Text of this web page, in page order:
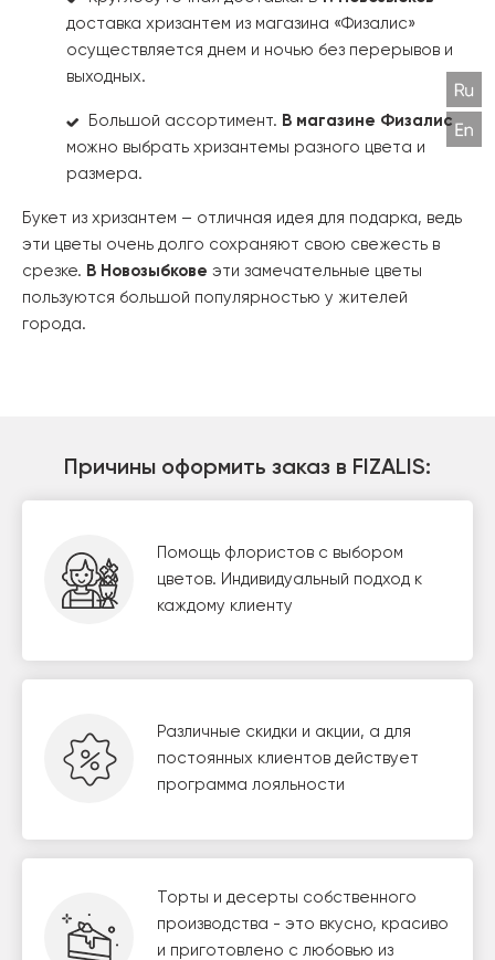
доставка хризантем из магазина «Физалис»
осуществляется днем и ночью без перерывов и
выходных.
Большой ассортимент. В магазине Физалис
можно выбрать хризантемы разного цвета и
размера.
Букет из хризантем – отличная идея для подарка, ведь
эти цветы очень долго сохраняют свою свежесть в
срезке. В Новозыбкове эти замечательные цветы
пользуются большой популярностью у жителей
города.
Причины оформить заказ в FIZALIS:
Помощь флористов с выбором
цветов. Индивидуальный подход к
каждому клиенту
Различные скидки и акции, а для
постоянных клиентов действует
программа лояльности
Торты и десерты собственного
производства - это вкусно, красиво
и приготовлено с любовью из